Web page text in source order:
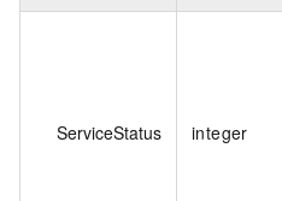
ServiceStatus integer